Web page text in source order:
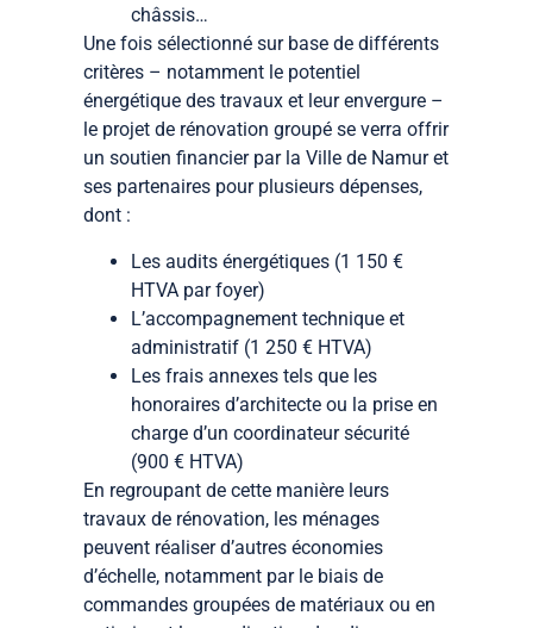
châssis…
Une fois sélectionné sur base de différents
critères – notamment le potentiel
énergétique des travaux et leur envergure –
le projet de rénovation groupé se verra offrir
un soutien financier par la Ville de Namur et
ses partenaires pour plusieurs dépenses,
dont :
Les audits énergétiques (1 150 €
HTVA par foyer)
L’accompagnement technique et
administratif (1 250 € HTVA)
Les frais annexes tels que les
honoraires d’architecte ou la prise en
charge d’un coordinateur sécurité
(900 € HTVA)
En regroupant de cette manière leurs
travaux de rénovation, les ménages
peuvent réaliser d’autres économies
d’échelle, notamment par le biais de
commandes groupées de matériaux ou en